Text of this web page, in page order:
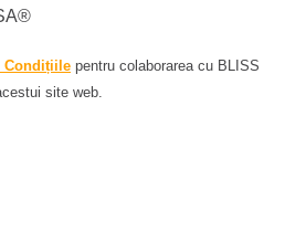
Condițiile pentru colaborarea cu BLISS
site web.